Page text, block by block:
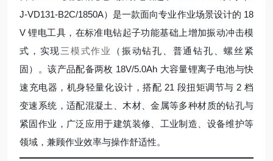
J-VD131-B2C/1850A）是一款面向专业作业场景设计的 18
V 锂电工具，在标准电钻起子功能基础上增加振动冲击模
式，实现三模式作业
（振动钻孔、普通钻孔、螺丝紧
固）。该产品配备两枚 18V/5.0Ah 大容量锂离子电池与快
速充电器，机身轻量化设计，搭配 21 段扭矩调节与 2 档
变速系统，适配混凝土、木材、金属等多种材质的钻孔与
紧固作业，广泛应用于建筑装修、工业制造、设备维护等
领域，兼顾作业效率与操作舒适性。